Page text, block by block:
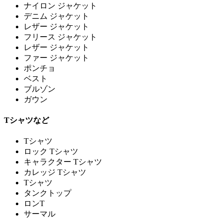
ナイロン ジャケット
デニム ジャケット
レザー ジャケット
フリース ジャケット
レザー ジャケット
ファー ジャケット
ポンチョ
ベスト
ブルゾン
ガウン
Tシャツなど
Tシャツ
ロック Tシャツ
キャラクター Tシャツ
カレッジ Tシャツ
Tシャツ
タンクトップ
ロンT
サーマル